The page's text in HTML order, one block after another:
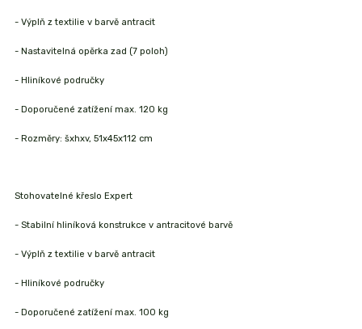
- Výplň z textilie v barvě antracit
- Nastavitelná opěrka zad (7 poloh)
- Hliníkové područky
- Doporučené zatížení max. 120 kg
- Rozměry: šxhxv, 51x45x112 cm
Stohovatelné křeslo Expert
- Stabilní hliníková konstrukce v antracitové barvě
- Výplň z textilie v barvě antracit
- Hliníkové područky
- Doporučené zatížení max. 100 kg